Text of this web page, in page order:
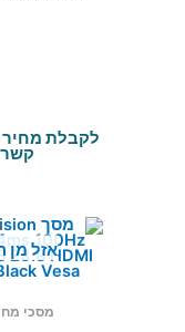
לקבלת מחיר
קשר
אזל מן
מסכי